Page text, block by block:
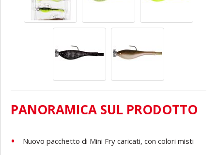
PANORAMICA SUL PRODOTTO
Nuovo pacchetto di Mini Fry caricati, con colori misti